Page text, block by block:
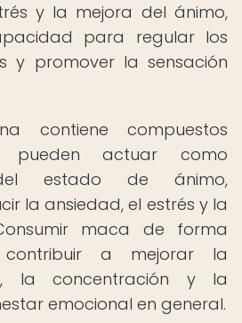
y la mejora del ánimo,
para regular los
y promover la sensación
contiene compuestos
pueden actuar como
estado de ánimo,
la ansiedad, el estrés y la
maca de forma
a mejorar la
la concentración y la
emocional en general.